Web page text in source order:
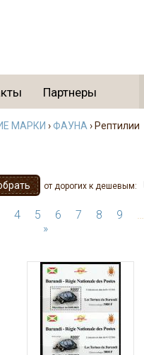
Партнеры
МАРКИ ›ФАУНА › Рептилии
от дорогих к дешевым:
4 5 6 7 8 9 …
»